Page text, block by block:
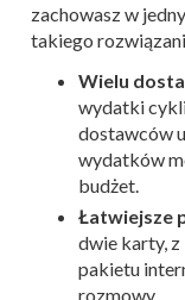
zachowasz w
takiego
Wielu
wydatki
dostawców
wydatków
budżet.
Łatwiejsze
dwie karty,
pakietu
rozmowy.